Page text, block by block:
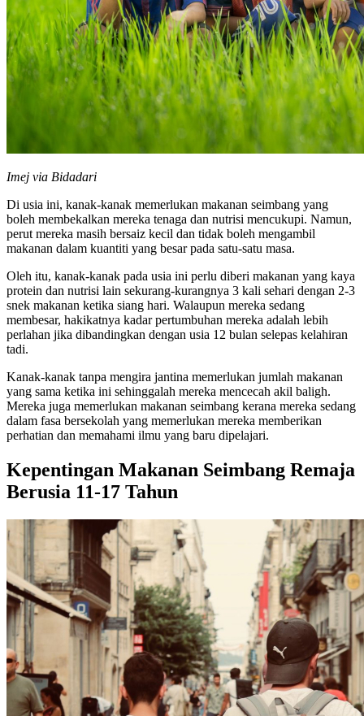
Imej via Bidadari
Di usia ini, kanak-kanak memerlukan makanan seimbang yang
boleh membekalkan mereka tenaga dan nutrisi mencukupi. Namun,
perut mereka masih bersaiz kecil dan tidak boleh mengambil
makanan dalam kuantiti yang besar pada satu-satu masa.
Oleh itu, kanak-kanak pada usia ini perlu diberi makanan yang kaya
protein dan nutrisi lain sekurang-kurangnya 3 kali sehari dengan 2-3
snek makanan ketika siang hari. Walaupun mereka sedang
membesar, hakikatnya kadar pertumbuhan mereka adalah lebih
perlahan jika dibandingkan dengan usia 12 bulan selepas kelahiran
tadi.
Kanak-kanak tanpa mengira jantina memerlukan jumlah makanan
yang sama ketika ini sehinggalah mereka mencecah akil baligh.
Mereka juga memerlukan makanan seimbang kerana mereka sedang
dalam fasa bersekolah yang memerlukan mereka memberikan
perhatian dan memahami ilmu yang baru dipelajari.
Kepentingan Makanan Seimbang Remaja
Berusia 11-17 Tahun